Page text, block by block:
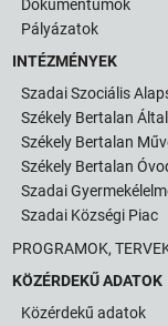
Dokumentumok
Pályázatok
INTÉZMÉNYEK
Szadai Szociális
Székely Bertalan
Székely Bertalan
Székely Bertalan
Szadai
Szadai Községi Piac
PROGRAMOK,
KÖZÉRDEKŰ ADATOK
Közérdekű adatok